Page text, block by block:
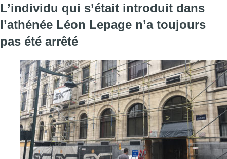
L’individu qui s’était introduit dans
l’athénée Léon Lepage n’a toujours
pas été arrêté